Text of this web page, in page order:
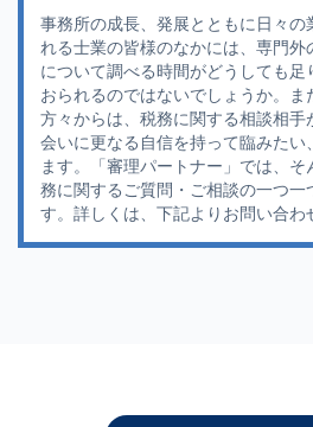
事務所の成長、発展とともに日々の
れる士業の皆様のなかには、専門外
について調べる時間がどうしても足
おられるのではないでしょうか。ま
方々からは、税務に関する相談相手
会いに更なる自信を持って臨みたい
ます。「審理パートナー」では、
務に関するご質問・ご相談の一つ一
す。詳しくは、下記よりお問い合わ